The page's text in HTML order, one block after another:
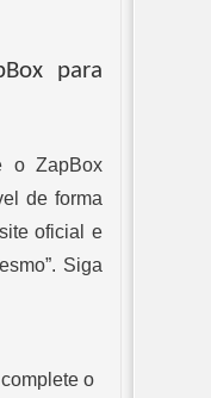
para
o ZapBox
de forma
oficial e
Siga
o